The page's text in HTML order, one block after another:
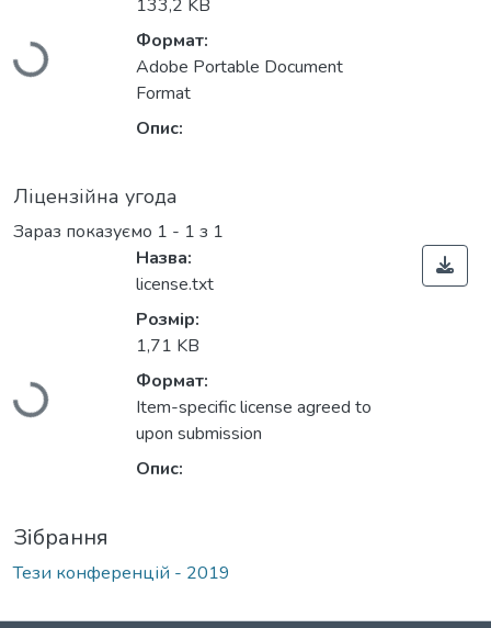
133,2 KB
Формат:
Adobe Portable Document
Format
Опис:
Ліцензійна угода
Зараз показуємо 1 - 1 з 1
Вантажиться...
Назва:
license.txt
Розмір:
1,71 KB
Формат:
Item-specific license agreed to
upon submission
Опис:
Зібрання
Тези конференцій - 2019